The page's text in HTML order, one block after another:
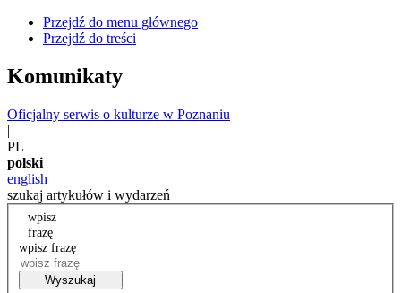
Przejdź do menu głównego
Przejdź do treści
Komunikaty
Oficjalny serwis o kulturze w Poznaniu
|
PL
polski
english
szukaj artykułów i wydarzeń
wpisz
frazę
wpisz frazę
Wyszukaj